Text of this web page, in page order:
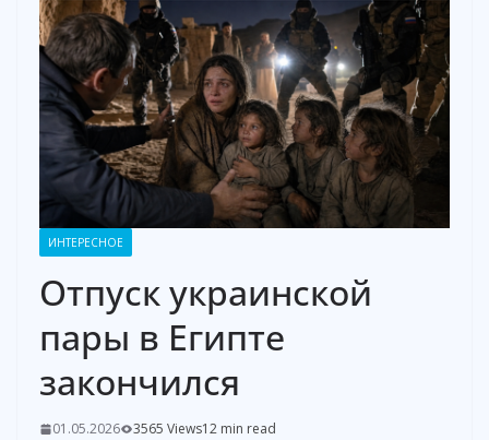
ИНТЕРЕСНОЕ
Отпуск украинской
пары в Египте
закончился
01.05.2026 3565 Views12 min read